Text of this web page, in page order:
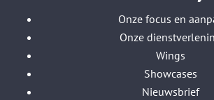
Onze focus en
Onze
Wings
Showcases
Nieuwsbrief